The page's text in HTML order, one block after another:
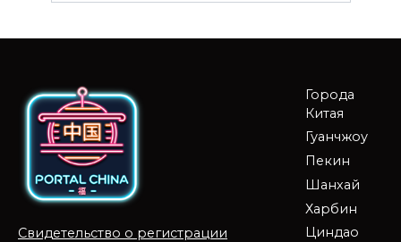
Свидетельство о регистрации
Города
Китая
Гуанчжоу
Пекин
Шанхай
Харбин
Циндао